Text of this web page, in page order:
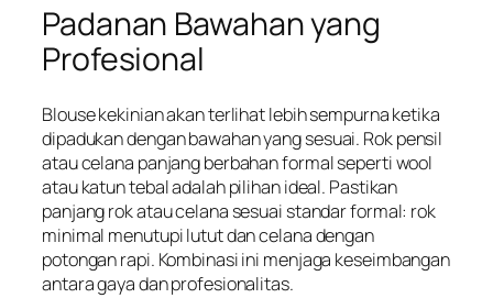
Padanan Bawahan yang
Profesional
Blouse kekinian akan terlihat lebih sempurna ketika
dipadukan dengan bawahan yang sesuai. Rok pensil
atau celana panjang berbahan formal seperti wool
atau katun tebal adalah pilihan ideal. Pastikan
panjang rok atau celana sesuai standar formal: rok
minimal menutupi lutut dan celana dengan
potongan rapi. Kombinasi ini menjaga keseimbangan
antara gaya dan profesionalitas.